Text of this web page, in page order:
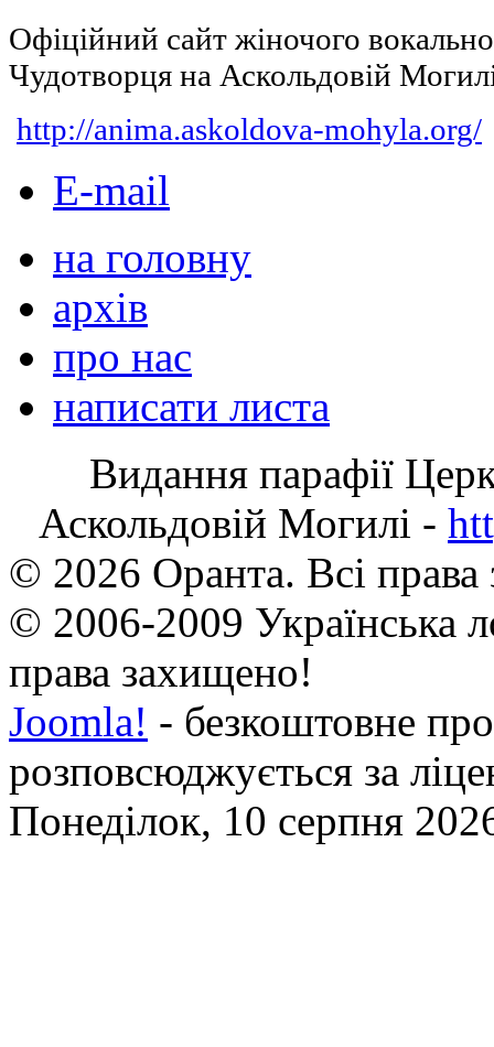
Офіційний сайт жіночого
Чудотворця на Аскольдовій
http://anima.askoldova-mohyla.org/
E-mail
на головну
архів
про нас
написати листа
Видання парафії
Аскольдовій Могилі -
© 2026 Оранта. Всі
© 2006-2009 Українська
права захищено!
Joomla! - безкоштовне
розповсюджується за
Понеділок, 10 серпня